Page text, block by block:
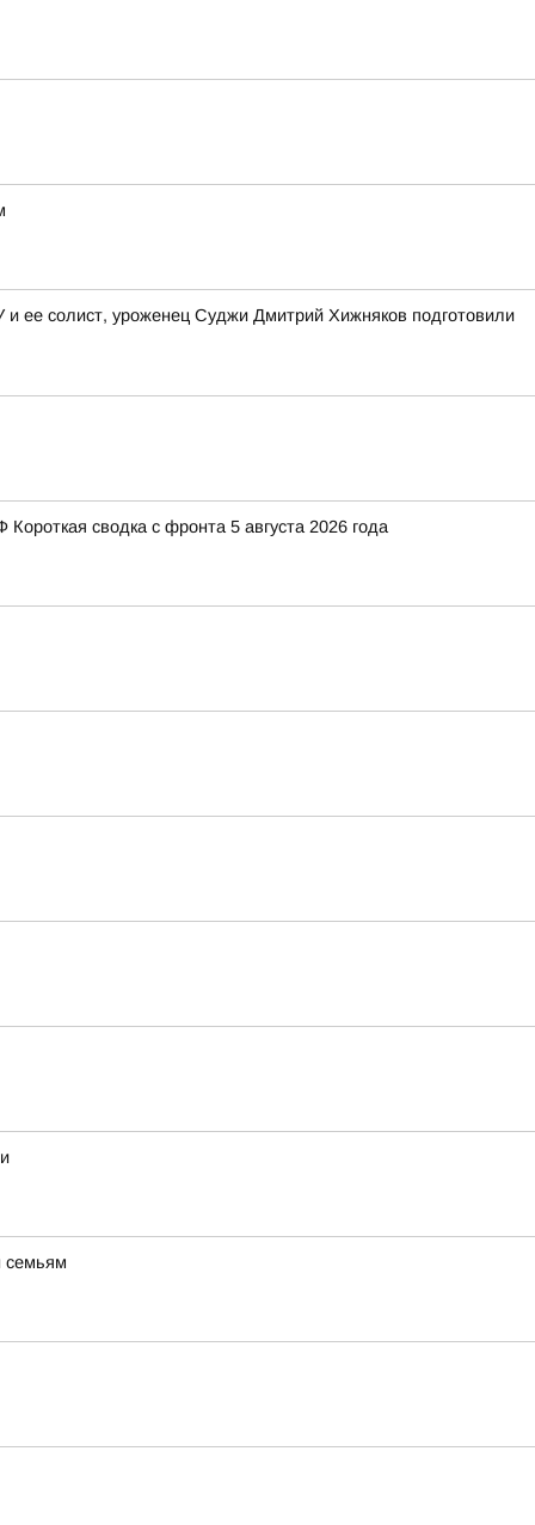
и ее солист, уроженец Суджи Дмитрий Хижняков подготовили
сводка с фронта 5 августа 2026 года
семьям